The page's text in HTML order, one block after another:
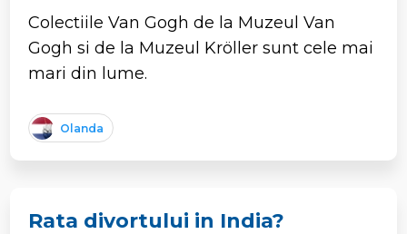
Colectiile Van Gogh de la Muzeul Van
Gogh si de la Muzeul Kröller sunt cele mai
mari din lume.
Olanda
Rata divortului in India?